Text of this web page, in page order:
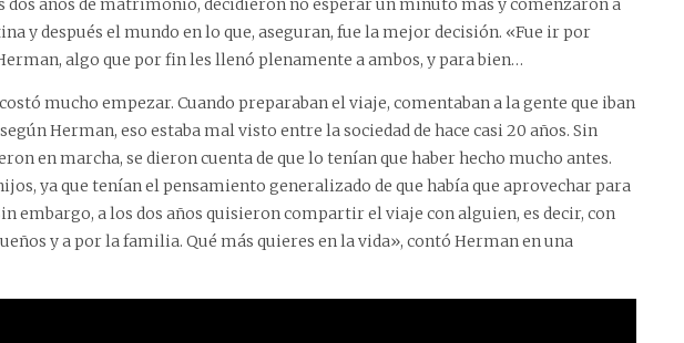
dos años de matrimonio, decidieron no esperar un minuto más y comenzaron a
y después el mundo en lo que, aseguran, fue la mejor decisión. «Fue ir por
algo que por fin les llenó plenamente a ambos, y para bien…
mucho empezar. Cuando preparaban el viaje, comentaban a la gente que iban
Herman, eso estaba mal visto entre la sociedad de hace casi 20 años. Sin
en marcha, se dieron cuenta de que lo tenían que haber hecho mucho antes.
ya que tenían el pensamiento generalizado de que había que aprovechar para
embargo, a los dos años quisieron compartir el viaje con alguien, es decir, con
y a por la familia. Qué más quieres en la vida», contó Herman en una